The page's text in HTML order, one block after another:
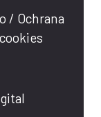
/ Ochrana